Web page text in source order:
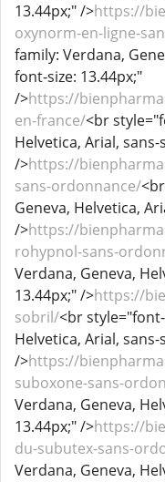
13.44px;" />https://
oxynorm-en-ligne-
family: Verdana,
font-size: 13.44px;"
/>https://
en-france/<br
Helvetica, Arial,
/>https://
sans-ordonnance/
Geneva, Helvetica,
/>https://
rohypnol-sans-
Verdana, Geneva,
13.44px;" />https://
sobril/<br
Helvetica, Arial,
/>https://
suboxone-sans-
Verdana, Geneva,
13.44px;" />https://
du-subutex-sans-
Verdana, Geneva,